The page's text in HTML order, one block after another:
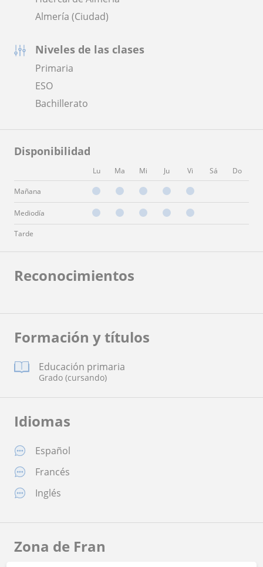
Almería (Ciudad)
Niveles de las clases
Primaria
ESO
Bachillerato
Disponibilidad
Lu Ma Mi Ju Vi Sá Do
Mañana
Mediodía
Tarde
Reconocimientos
Formación y títulos
Educación primaria
Grado (cursando)
Idiomas
Español
Francés
Inglés
Zona de Fran